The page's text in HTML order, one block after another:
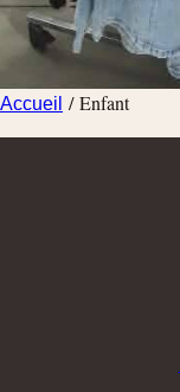
Accueil / Enfant